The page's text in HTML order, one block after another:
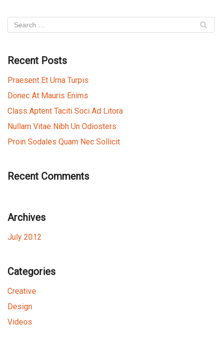
Recent Posts
Praesent Et Urna Turpis
Donec At Mauris Enims
Class Aptent Taciti Soci Ad Litora
Nullam Vitae Nibh Un Odiosters
Proin Sodales Quam Nec Sollicit
Recent Comments
Archives
July 2012
Categories
Creative
Design
Videos